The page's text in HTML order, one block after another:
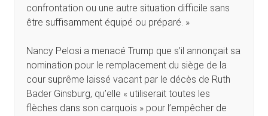
confrontation ou une autre situation difficile sans
être suffisamment équipé ou préparé. »
Nancy Pelosi a menacé Trump que s’il annonçait sa
nomination pour le remplacement du siège de la
cour suprême laissé vacant par le décès de Ruth
Bader Ginsburg, qu’elle « utiliserait toutes les
flèches dans son carquois » pour l’empêcher de